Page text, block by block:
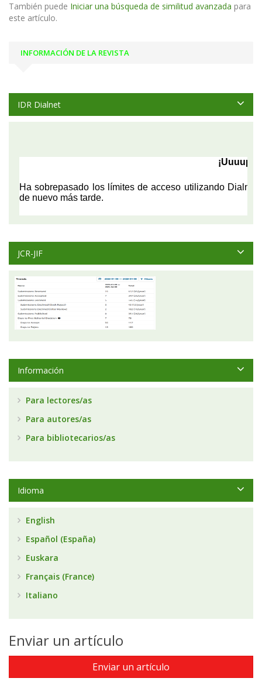
También puede Iniciar una búsqueda de similitud avanzada para
este artículo.
INFORMACIÓN DE LA REVISTA
IDR Dialnet
JCR-JIF
Información
Para lectores/as
Para autores/as
Para bibliotecarios/as
Idioma
English
Español (España)
Euskara
Français (France)
Italiano
Enviar un artículo
Enviar un artículo